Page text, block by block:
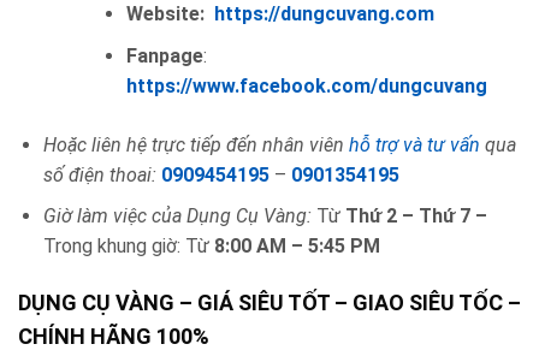
Website: https://dungcuvang.com
Fanpage:
https://www.facebook.com/dungcuvang
Hoặc liên hệ trực tiếp đến nhân viên hỗ trợ và tư vấn qua
số điện thoai: 0909454195– 0901354195
Giờ làm việc của Dụng Cụ Vàng: Từ Thứ 2 – Thứ 7 –
Trong khung giờ: Từ 8:00 AM – 5:45 PM
DỤNG CỤ VÀNG – GIÁ SIÊU TỐT – GIAO SIÊU TỐC –
CHÍNH HÃNG 100%